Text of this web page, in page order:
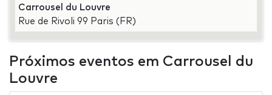
Carrousel du Louvre
Rue de Rivoli 99 Paris (FR)
Próximos eventos em Carrousel du
Louvre